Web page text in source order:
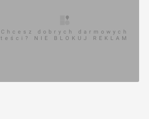
Chcesz dobrych darmowych
teści? NIE BLOKUJ REKLAM